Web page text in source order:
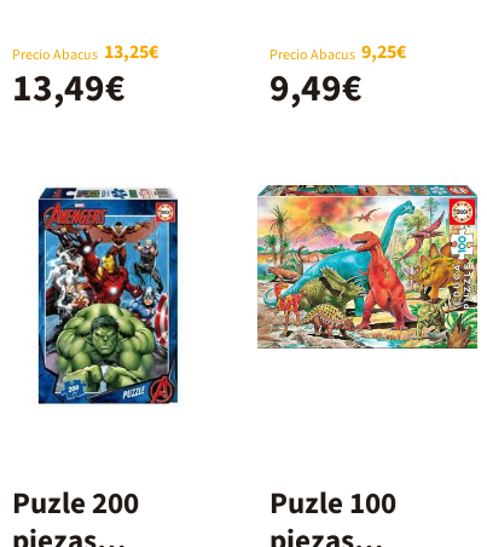
Precio Abacus 13,25€
13,49€
Precio Abacus 9,25€
9,49€
Puzle 200
Puzle 100